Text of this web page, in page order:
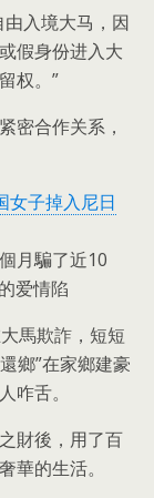
入境大马，因
假身份进入大
权。”
密合作关系，
女子掉入尼日
月騙了近10
爱情陷
馬欺詐，短短
鄉”在家鄉建豪
咋舌。
財後，用了百
華的生活。